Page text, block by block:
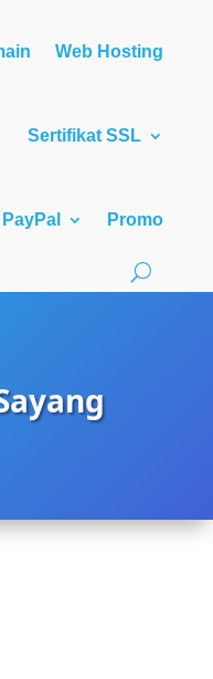
Web Hosting
Sertifikat SSL
Promo